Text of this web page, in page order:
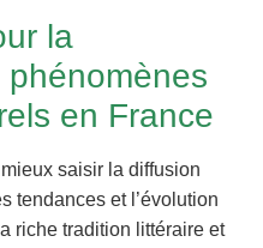
la
en France
saisir la diffusion
tendances et l’évolution
riche tradition littéraire et